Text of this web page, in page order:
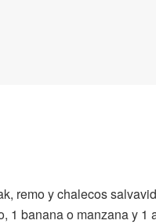
remo y chalecos
1 banana o manzana y